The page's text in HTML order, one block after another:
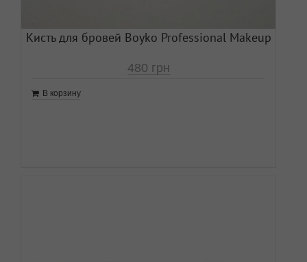
Кисть для бровей Boyko Professional Makeup
480 грн
В корзину